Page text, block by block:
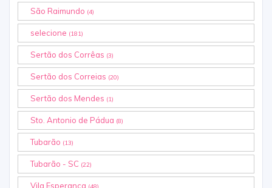
São Raimundo (4)
selecione (181)
Sertão dos Corrêas (3)
Sertão dos Correias (20)
Sertão dos Mendes (1)
Sto. Antonio de Pádua (8)
Tubarão (13)
Tubarão - SC (22)
Vila Esperança